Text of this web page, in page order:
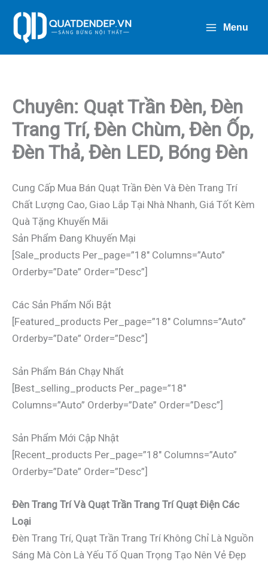
Dung
Menu
Chuyên: Quạt Trần Đèn, Đèn
Trang Trí, Đèn Chùm, Đèn Ốp,
Đèn Thả, Đèn LED, Bóng Đèn
Cung Cấp Mua Bán Quạt Trần Đèn Và Đèn Trang Trí
Chất Lượng Cao, Giao Lắp Tại Nhà Nhanh, Giá Tốt Kèm
Quà Tặng Khuyến Mãi
Sản Phẩm Đang Khuyến Mại
[sale_products Per_page=”18″ Columns=”auto”
Orderby=”date” Order=”desc”]
Các Sản Phẩm Nổi Bật
[featured_products Per_page=”18″ Columns=”auto”
Orderby=”date” Order=”desc”]
Sản Phẩm Bán Chạy Nhất
[best_selling_products Per_page=”18″
Columns=”auto” Orderby=”date” Order=”desc”]
Sản Phẩm Mới Cập Nhật
[recent_products Per_page=”18″ Columns=”auto”
Orderby=”date” Order=”desc”]
Đèn Trang Trí Và Quạt Trần Trang Trí Quạt Điện Các
Loại
Đèn Trang Trí, Quạt Trần Trang Trí Không Chỉ Là Nguồn
Sáng Mà Còn Là Yếu Tố Quan Trọng Tạo Nên Vẻ Đẹp